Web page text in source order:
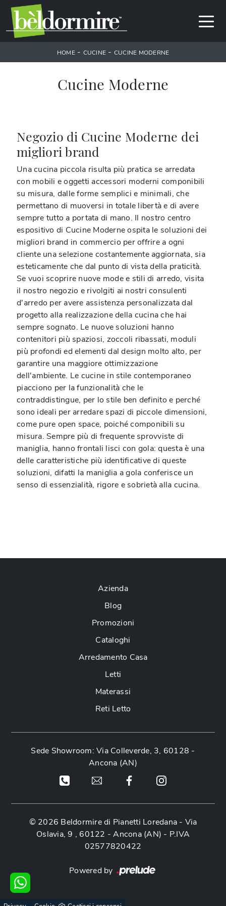
HOME- CUCINE - CUCINE MODERNE
Cucine Moderne
Negozio di Cucine Moderne dei
migliori brand
Una cucina piccola risulta più pratica se arredata
con mobili e oggetti accessori moderni componibili
su misura, dalle forme semplici e minimali, che
permettano di muoversi in totale libertà e di avere
sempre tutto a portata di mano. Il nostro centro
espositivo di Cucine Moderne ospita le soluzioni dei
migliori brand in commercio per offrire a ogni
cliente una selezione costantemente aggiornata, sia
esteticamente che dal punto di vista della praticità.
Se vuoi scoprire nuove mode e stili di arredo, visita
il nostro negozio e rivolgiti ai nostri consulenti
d'arredo per avere assistenza personalizzata dal
progetto alla realizzazione della cucina che hai
sempre sognato. Le nuove soluzioni hanno
contenitori più spaziosi, zoccoli ribassati, moduli
più profondi ed elementi dal design molto alto, per
garantire una maggiore ottimizzazione
dell'ambiente. Le cucine in stile contemporaneo
piacciono per la funzionalità che le
contraddistingue, per lo stile ben definito e perché
sono ideali per arredare spazi di piccole dimensioni,
come pure open space, poiché componibili su
misura. Sempre più di frequente sprovviste di
maniglia, hanno frontali lisci con gola: questa è una
delle caratteristiche più identificative di queste
soluzioni, difatti la maniglia a gola conferisce un
senso di essenzialità, rigore e sobrietà alla cucina.
Azienda
Blog
Promozioni
Cataloghi
Arredamento Casa
Letti
Materassi
Reti Letto
Sede Showroom: Via Colleverde, 3, 60128 -
Ancona (AN)
© 2026 Beldormire di Pianetti Loredana - Via
Oslavia, 9 , 60122 - Ancona (AN) - P.IVA
02577820422
Powered by